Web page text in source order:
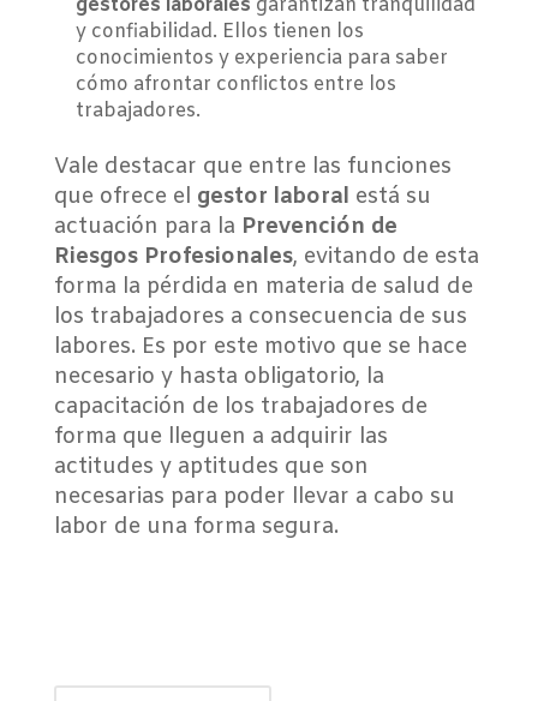
gestores laborales garantizan tranquilidad
y confiabilidad. Ellos tienen los
conocimientos y experiencia para saber
cómo afrontar conflictos entre los
trabajadores.
Vale destacar que entre las funciones
que ofrece el gestor laboral está su
actuación para la Prevención de
Riesgos Profesionales, evitando de esta
forma la pérdida en materia de salud de
los trabajadores a consecuencia de sus
labores. Es por este motivo que se hace
necesario y hasta obligatorio, la
capacitación de los trabajadores de
forma que lleguen a adquirir las
actitudes y aptitudes que son
necesarias para poder llevar a cabo su
labor de una forma segura.